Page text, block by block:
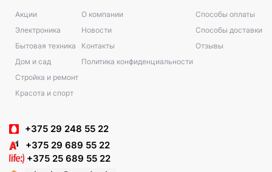
Акции
Электроника
Бытовая техника
Дом и сад
Стройка и ремонт
Красота и спорт
О компании
Новости
Контакты
Политика конфиденциальности
Способы оплаты
Способы доставки
Отзывы
+375 29 248 55 22
+375 29 689 55 22
+375 25 689 55 22